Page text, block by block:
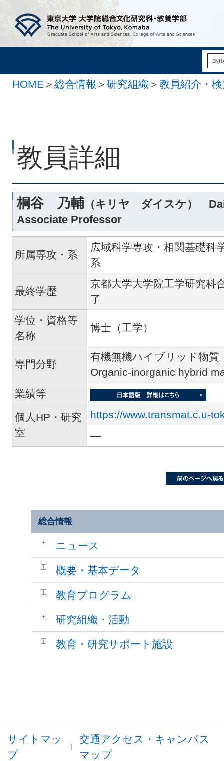
HOME ＞ 総合情報 ＞ 研究組織 ＞ 教員紹介・
教員詳細
桐谷 乃輔 （キリヤ ダイスケ）
Associate Professor
所属専攻・系
広域科学専攻・相関基礎科
系
最終学歴
京都大学大学院工学研究科
了
学位・資格等
名称
博士（工学）
専門分野
有機無機ハイブリッド物質
Organic-inorganic hybrid
業績等
個人HP・研究
室
https://www.transmat.c.u-
―
総合情報
ニュース
概要・基本データ
教育プログラム
研究組織・活動
教育・研究サポート施設
サイトマッ
プ
交通アクセス・キャンパス
マップ